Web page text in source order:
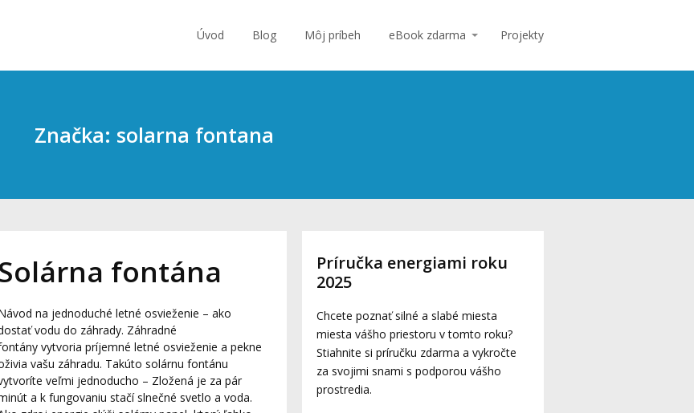
Úvod Blog Môj príbeh eBook zdarma Projekty
Značka: solarna fontana
fontána
na jednoduché letné osvieženie – ako
vodu do záhrady. Záhradné
vytvoria príjemné letné osvieženie a pekne
vašu záhradu. Takúto solárnu fontánu
veľmi jednoducho – Zložená je za pár
a k fungovaniu stačí slnečné svetlo a voda.
Príručka energiami roku
2025
Chcete poznať silné a slabé miesta
miesta vášho priestoru v tomto roku?
Stiahnite si príručku zdarma a vykročte
za svojimi snami s podporou vášho
prostredia.